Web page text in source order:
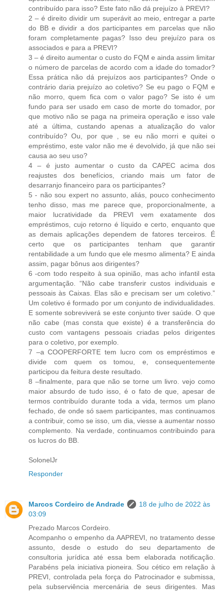
contribuído para isso? Este fato não dá prejuízo à PREVI?
2 – é direito dividir um superávit ao meio, entregar a parte
do BB e dividir a dos participantes em parcelas que não
foram completamente pagas? Isso deu prejuízo para os
associados e para a PREVI?
3 – é direito aumentar o custo do FQM e ainda assim limitar
o número de parcelas de acordo com a idade do tomador?
Essa prática não dá prejuízos aos participantes? Onde o
contrário daria prejuízo ao coletivo? Se eu pago o FQM e
não morro, quem fica com o valor pago? Se isto é um
fundo para ser usado em caso de morte do tomador, por
que motivo não se paga na primeira operação e isso vale
até a última, custando apenas a atualização do valor
contribuído? Ou, por que , se eu não morri e quitei o
empréstimo, este valor não me é devolvido, já que não sei
causa ao seu uso?
4 – é justo aumentar o custo da CAPEC acima dos
reajustes dos benefícios, criando mais um fator de
desarranjo financeiro para os participantes?
5 - não sou expert no assunto, aliás, pouco conhecimento
tenho disso, mas me parece que, proporcionalmente, a
maior lucratividade da PREVI vem exatamente dos
empréstimos, cujo retorno é líquido e certo, enquanto que
as demais aplicações dependem de fatores terceiros. É
certo que os participantes tenham que garantir
rentabilidade a um fundo que ele mesmo alimenta? E ainda
assim, pagar bônus aos dirigentes?
6 -com todo respeito à sua opinião, mas acho infantil esta
argumentação. “Não cabe transferir custos individuais e
pessoais às Caixas. Elas são e precisam ser um coletivo.”
Um coletivo é formado por um conjunto de individualidades.
E somente sobreviverá se este conjunto tiver saúde. O que
não cabe (mas consta que existe) é a transferência do
custo com vantagens pessoais criadas pelos dirigentes
para o coletivo, por exemplo.
7 –a COOPERFORTE tem lucro com os empréstimos e
divide com quem os tomou, e, consequentemente
participou da feitura deste resultado.
8 –finalmente, para que não se torne um livro. vejo como
maior absurdo de tudo isso, é o fato de que, apesar de
termos contribuído durante toda a vida, termos um plano
fechado, de onde só saem participantes, mas continuamos
a contribuir, como se isso, um dia, viesse a aumentar nosso
complemento. Na verdade, continuamos contribuindo para
os lucros do BB.
SolonelJr
Responder
Marcos Cordeiro de Andrade
18 de julho de 2022 às
03:09
Prezado Marcos Cordeiro.
Acompanho o empenho da AAPREVI, no tratamento desse
assunto, desde o estudo do seu departamento de
consultoria jurídica até essa bem elaborada notificação.
Parabéns pela iniciativa pioneira. Sou cético em relação à
PREVI, controlada pela força do Patrocinador e submissa,
pela subserviência mercenária de seus dirigentes. Mas